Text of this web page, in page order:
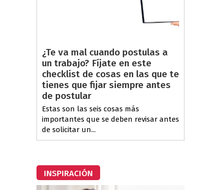
¿Te va mal cuando postulas a
un trabajo? Fíjate en este
checklist de cosas en las que te
tienes que fijar siempre antes
de postular
Estas son las seis cosas más
importantes que se deben revisar antes
de solicitar un...
INSPIRACIÓN